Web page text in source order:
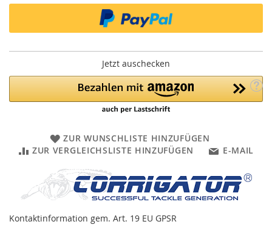
Jetzt auschecken
ZUR WUNSCHLISTE HINZUFÜGEN
ZUR VERGLEICHSLISTE HINZUFÜGEN
E-MAIL
Kontaktinformation gem. Art. 19 EU GPSR